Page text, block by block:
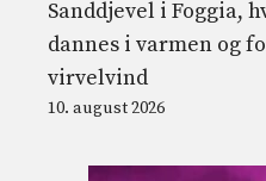
Sanddjevel i Foggia,
dannes i varmen og
virvelvind
10. august 2026